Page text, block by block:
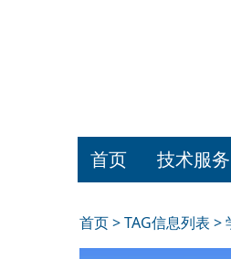
首页 技术服务
首页> TAG信息列表 >